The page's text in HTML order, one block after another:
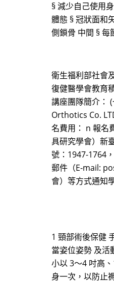
§ 減少自己使用
體態 § 冠狀面和
側鎖骨 中間 § 每
衛生福利部社會
復健醫學會教育
講座團隊簡介：
Orthotics Co.
名費用： n 報名
具研究學會）新
號：1947-1764
郵件（E-mail:
會）等方式通知
1 頸部術後保健
當姿位姿勢 及活
小以 3～4 吋高
身一次，以防止